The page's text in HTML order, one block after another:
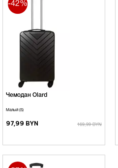
Чемодан Olard
Малый (S)
97,99 BYN 169,99 BYN
-42%